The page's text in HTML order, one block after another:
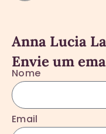
Anna Lucia
Envie um
Nome
Email